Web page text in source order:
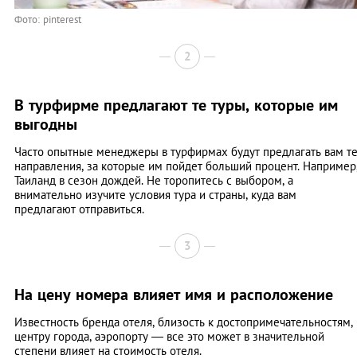
Фото: pinterest
2
В турфирме предлагают те туры, которые им
выгодны
Часто опытные менеджеры в турфирмах будут предлагать вам те
направления, за которые им пойдет больший процент.
Таиланд в сезон дождей. Не торопитесь с выбором, а
внимательно изучите условия тура и страны, куда вам
предлагают отправиться.
3
На цену номера влияет имя и расположение
Известность бренда отеля, близость к достопримечательностям,
центру города, аэропорту — все это может в значительной
степени влияет на стоимость отеля.